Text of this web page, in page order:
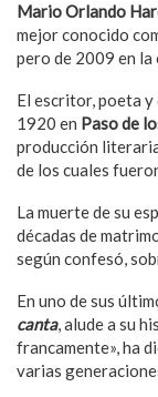
Mario Orlando
mejor conocido
pero de 2009 en la
El escritor, poeta
1920 en Paso de
producción
de los cuales
La muerte de su
décadas de
según confesó,
En uno de sus
canta, alude a su
francamente», ha
varias